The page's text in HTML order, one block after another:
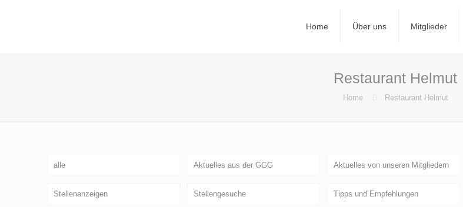
Home Über uns Mitglieder
Restaurant Helmut
Home Restaurant Helmut
alle Aktuelles aus der GGG Aktuelles von unseren Mitgliedern
Stellenanzeigen Stellengesuche Tipps und Empfehlungen